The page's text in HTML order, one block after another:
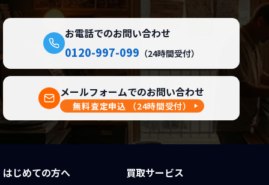
お電話でのお問い合わせ
0120-997-099 （24時間受付）
メールフォームでのお問い合わせ
無料査定申込 （24時間受付）
はじめての方へ 買取サービス